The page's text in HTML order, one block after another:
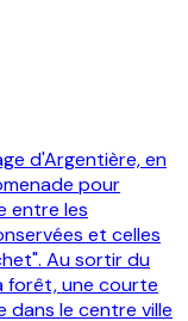
d'Argentière, en
pour
entre les
et celles
Au sortir du
forêt, une courte
dans le centre ville